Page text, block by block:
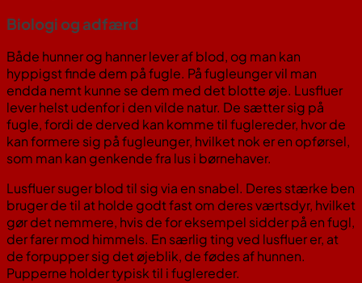
Biologi og adfærd
Både hunner og hanner lever af blod, og man kan
hyppigst finde dem på fugle. På fugleunger vil man
endda nemt kunne se dem med det blotte øje. Lusfluer
lever helst udenfor i den vilde natur. De sætter sig på
fugle, fordi de derved kan komme til fuglereder, hvor de
kan formere sig på fugleunger, hvilket nok er en opførsel,
som man kan genkende fra lus i børnehaver.
Lusfluer suger blod til sig via en snabel. Deres stærke ben
bruger de til at holde godt fast om deres værtsdyr, hvilket
gør det nemmere, hvis de for eksempel sidder på en fugl,
der farer mod himmels. En særlig ting ved lusfluer er, at
de forpupper sig det øjeblik, de fødes af hunnen.
Pupperne holder typisk til i fuglereder.